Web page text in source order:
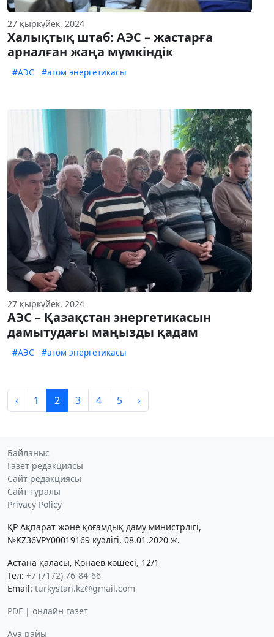
27 қыркүйек, 2024
Халықтық штаб: АЭС – жастарға
арналған жаңа мүмкіндік
#АЭС #атом энергетикасы
27 қыркүйек, 2024
АЭС – Қазақстан энергетикасын
дамытудағы маңызды қадам
#АЭС #атом энергетикасы
‹ 1 2 3 4 5 ›
Байланыс
Газет редакциясы
Сайт редакциясы
Сайт туралы
Privacy Policy
ҚР Ақпарат және қоғамдық даму министрлігі,
№KZ36VPY00019169 куәлігі, 08.01.2020 ж.
Астана қаласы, Қонаев көшесі, 12/1
Тел: +7 (7172) 76-84-66
Email: turkystan.kz@gmail.com
PDF | онлайн газет
Ауа райы